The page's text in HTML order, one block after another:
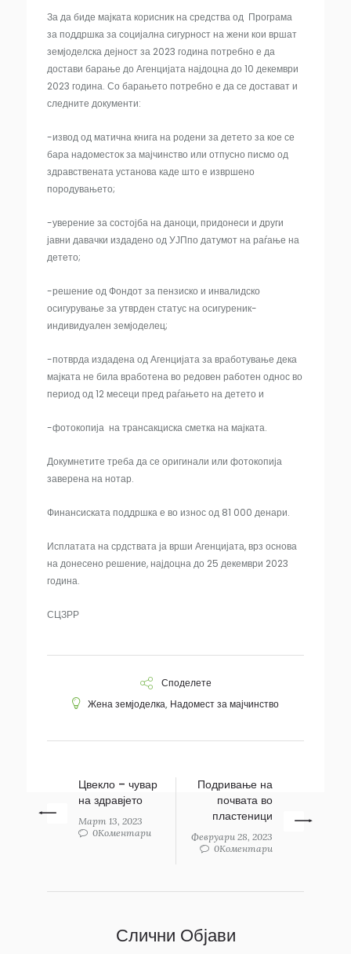
За да биде мајката корисник на средства од Програма
за поддршка за социјална сигурност на жени кои вршат
земјоделска дејност за 2023 година потребно е да
достави барање до Агенцијата најдоцна до 10 декември
2023 година. Со барањето потребно е да се достават и
следните документи:
-извод од матична книга на родени за детето за кое се
бара надоместок за мајчинство или отпусно писмо од
здравствената установа каде што е извршено
породувањето;
-уверение за состојба на даноци, придонеси и други
јавни давачки издадено од УЈПпо датумот на раѓање на
детето;
-решение од Фондот за пензиско и инвалидско
осигурување за утврден статус на осигуреник-
индивидуален земјоделец;
-потврда издадена од Агенцијата за вработување дека
мајката не била вработена во редовен работен однос во
период од 12 месеци пред раѓањето на детето и
-фотокопија на трансакциска сметка на мајката.
Докумнетите треба да се оригинали или фотокопија
заверена на нотар.
Финансиската поддршка е во износ од 81 000 денари.
Исплатата на срдствата ја врши Агенцијата, врз основа
на донесено решение, најдоцна до 25 декември 2023
година.
СЦЗРР
Споделете
Жена земјоделка, Надомест за мајчинство
Цвекло – чувар
на здравјето
Март 13, 2023
0Коментари
Подривање на
почвата во
пластеници
Февруари 28, 2023
0Коментари
Слични Објави